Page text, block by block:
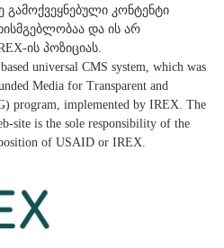
გამოქვეყნებული კონტენტი
და ის არ
ის პოზიციას.
universal CMS system, which was
Media for Transparent and
program, implemented by IREX. The
site is the sole responsibility of the
of USAID or IREX.